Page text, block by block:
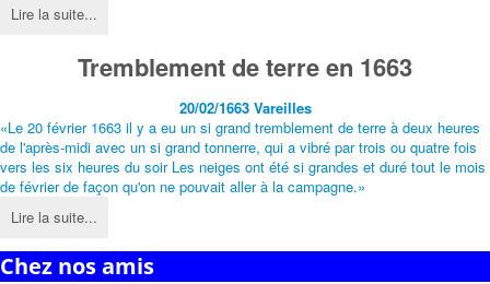
Lire la suite...
Tremblement de terre en 1663
20/02/1663 Vareilles
«Le 20 février 1663 il y a eu un si grand tremblement de terre à deux heures
de l'après-midi avec un si grand tonnerre, qui a vibré par trois ou quatre fois
vers les six heures du soir Les neiges ont été si grandes et duré tout le mois
de février de façon qu'on ne pouvait aller à la campagne.»
Lire la suite...
Chez nos amis